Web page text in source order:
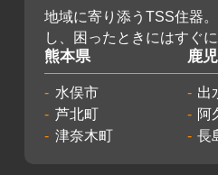
地域に寄り添うTSS住器
し、困ったときにはすぐ
熊本県
水俣市
芦北町
津奈木町
鹿
出
阿
長